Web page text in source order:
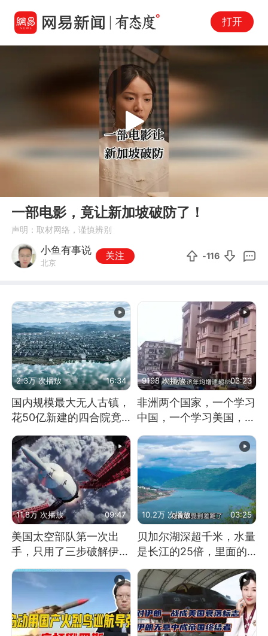
打开
Play
一部电影，竟让新加坡破防了！
声明：取材网络，谨慎辨别
小鱼有事说
北京
关注 -116
2.3万 次播放 16:34
国内规模最大无人古镇，
花50亿新建的四合院竟
9198 次播放 03:23
非洲两个国家，一个学习
中国，一个学习美国，结
11.8万 次播放 09:47
美国太空部队第一次出
手，只用了三步破解伊朗
防空
10.2万 次播放 03:25
贝加尔湖深超千米，水量
是长江的25倍，里面的
鱼究竟有多大？